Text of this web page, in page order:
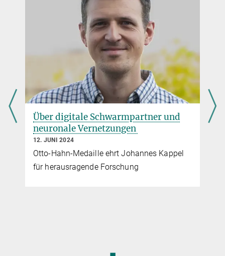
Über digitale Schwarmpartner und
neuronale Vernetzungen
12. JUNI 2024
Otto-Hahn-Medaille ehrt Johannes Kappel
für herausragende Forschung